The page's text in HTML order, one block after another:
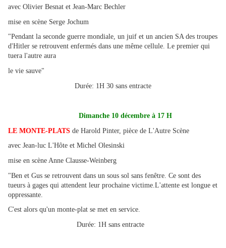
avec Olivier Besnat et Jean-Marc Bechler
mise en scène Serge Jochum
"Pendant la seconde guerre mondiale, un juif et un ancien SA des troupes
d'Hitler se retrouvent enfermés dans une même cellule. Le premier qui
tuera l'autre aura
le vie sauve"
Durée: 1H 30 sans entracte
Dimanche 10 décembre à 17 H
LE MONTE-PLATS de Harold Pinter, pièce de L'Autre Scène
avec Jean-luc L'Hôte et Michel Olesinski
mise en scène Anne Clausse-Weinberg
"Ben et Gus se retrouvent dans un sous sol sans fenêtre. Ce sont des
tueurs à gages qui attendent leur prochaine victime.L'attente est longue et
oppressante.
C'est alors qu'un monte-plat se met en service.
Durée: 1H sans entracte